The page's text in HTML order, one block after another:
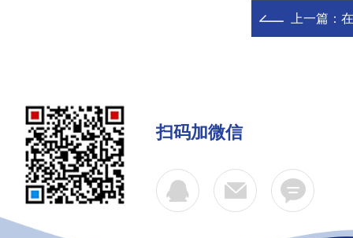
上一篇：
扫码加微信